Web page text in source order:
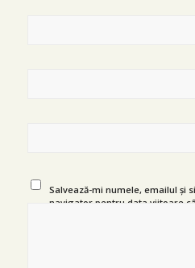
Salvează-mi numele, emailul și
navigator pentru data viitoare